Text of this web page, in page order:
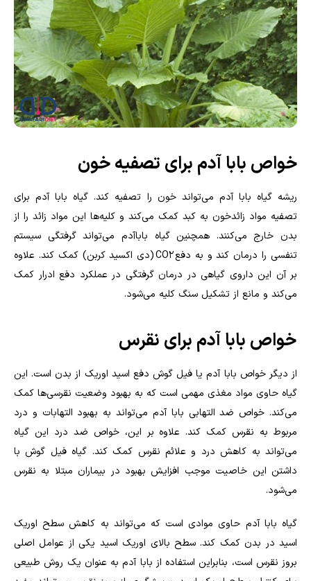
خواص بابا آدم برای تصفیه خون
ریشه گیاه بابا آدم می‌تواند خون را تصفیه کند. گیاه بابا آدم برای
تصفیه مواد زائدخون به کبد کمک می‌کند و کلیه‌ها این مواد زائد را از
بدن خارج می‌کنند. همچنین گیاه باباآدم می‌تواند گرفتگی‌ سیستم
تنفسی را درمان کند و به دفعCO2(دی اکسید کربن) کمک کند. علاوه
بر آن این داروی گیاهی در درمان گرفتگی در عملکرد دفع ادرار کمک
می‌کند و مانع از تشکیل سنگ کلیه می‌شود.
خواص بابا آدم برای نقرس
از دیگر خواص بابا آدم یا فیل گوش دفع اسید اوریک از بدن است. این
گیاه حاوی مواد مغذی مهمی است که به بهبود وضعیت نقرسی‌ها کمک
می‌کند. خواص ضد التهابی بابا آدم می‌تواند به بهبود التهابات و درد
مربوط به نقرس کمک کند. علاوه بر این، خواص ضد درد این گیاه
می‌تواند به کاهش درد و علائم نقرس کمک کند. گیاه فیل گوش با
داشتن این خاصیت موجب افزایش بهبود در بیماران مبتلا به نقرس
می‌شود.
گیاه بابا آدم حاوی موادی است که می‌تواند به کاهش سطح اوریک
اسید در بدن کمک کند. سطح بالای اوریک اسید یکی از عوامل اصلی
بروز نقرس است، بنابراین استفاده از بابا آدم به عنوان یک روش طبیعی